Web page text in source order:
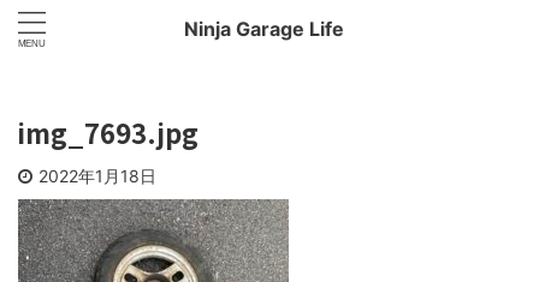
Ninja Garage Life
img_7693.jpg
2022年1月18日